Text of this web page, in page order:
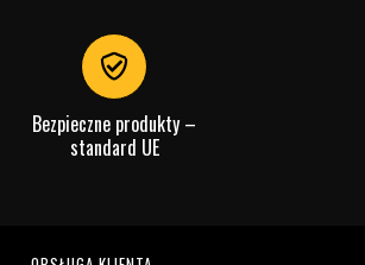
Bezpieczne produkty –
standard UE